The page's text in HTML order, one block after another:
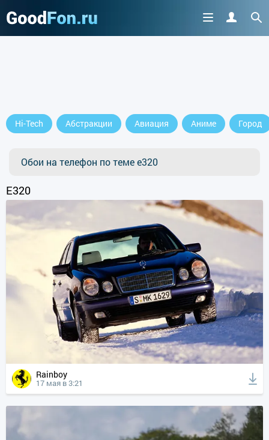
Hi-Tech Абстракции Авиация Аниме Город
Обои на телефон по теме e320
E320
Rainboy
17 мая в 3:21